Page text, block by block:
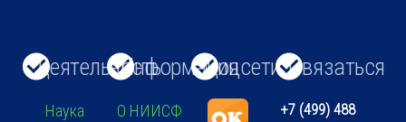
Деятельность
Наука
Информация
О НИИСФ
Соцсети Связаться
+7 (499) 488